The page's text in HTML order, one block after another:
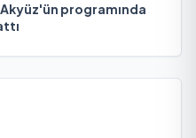
programında